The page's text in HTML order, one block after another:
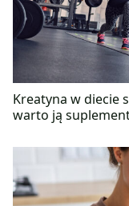
Kreatyna w diecie
warto ją